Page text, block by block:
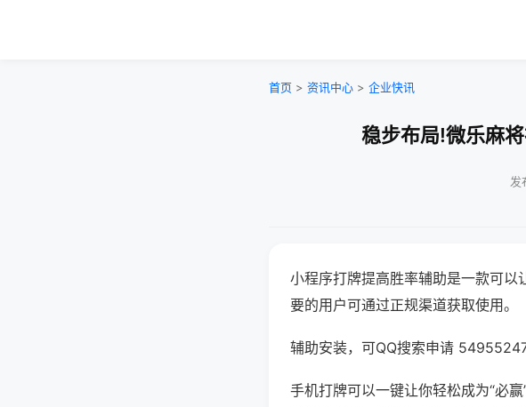
首页 > 资讯中心 > 企业快讯
稳步布局!微乐麻
发
小程序打牌提高胜率辅助是一款可以
要的用户可通过正规渠道获取使用。
辅助安装，可QQ搜索申请
手机打牌可以一键让你轻松成为“必